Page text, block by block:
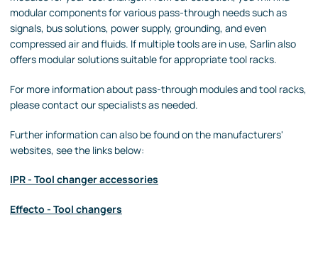
modular components for various pass-through needs such as
signals, bus solutions, power supply, grounding, and even
compressed air and fluids. If multiple tools are in use, Sarlin also
offers modular solutions suitable for appropriate tool racks.
For more information about pass-through modules and tool racks,
please contact our specialists as needed.
Further information can also be found on the manufacturers'
websites, see the links below:
IPR - Tool changer accessories
Effecto - Tool changers